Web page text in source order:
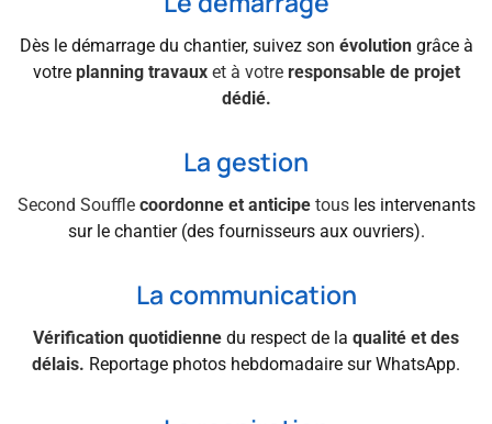
Dès le démarrage du chantier, suivez son évolutiongrâce à
votre planning travaux et à votreresponsable de projet
dédié.
La gestion
Second Soufflecoordonne et anticipe tousles intervenants
sur le chantier (des fournisseurs aux ouvriers).
La communication
Vérification quotidienne du respect de la qualité et des
délais. Reportage photos hebdomadaire sur WhatsApp.